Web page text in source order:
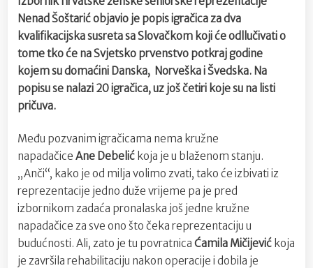
Svjetskog
Nenad Šoštarić objavio je popis igračica za dva
kvalifikacijska susreta sa Slovačkom koji će odllučivati o
tome tko će na Svjetsko prvenstvo potkraj godine
kojem su domaćini Danska, Norveška i Švedska. Na
popisu se nalazi 20 igračica, uz još četiri koje su na listi
pričuva.
Među pozvanim igračicama nema kružne
napadačice Ane Debelić koja je u blaženom stanju.
„Anči“, kako je od milja volimo zvati, tako će izbivati iz
reprezentacije jedno duže vrijeme pa je pred
izbornikom zadaća pronalaska još jedne kružne
napadačice za sve ono što čeka reprezentaciju u
budućnosti. Ali, zato je tu povratnica Ćamila Mičijević koja
je završila rehabilitaciju nakon operacije i dobila je